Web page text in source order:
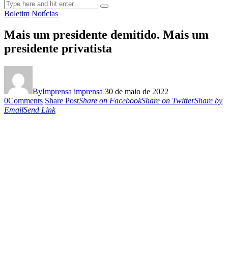
Boletim Notícias
Mais um presidente demitido. Mais um
presidente privatista
ByImprensa imprensa 30 de maio de 2022
0Comments Share PostShare on FacebookShare on TwitterShare by
EmailSend Link